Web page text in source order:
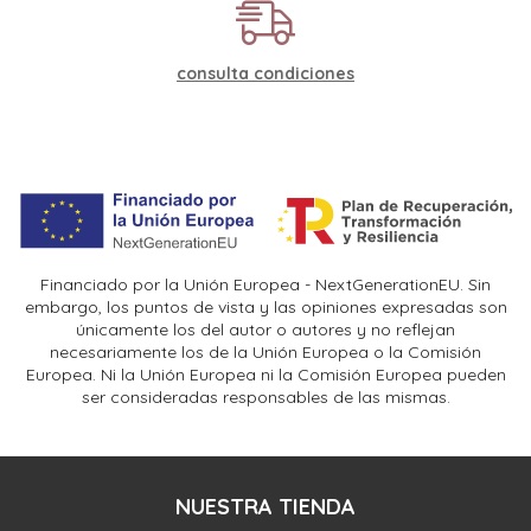
consulta condiciones
Financiado por la Unión Europea - NextGenerationEU. Sin
embargo, los puntos de vista y las opiniones expresadas son
únicamente los del autor o autores y no reflejan
necesariamente los de la Unión Europea o la Comisión
Europea. Ni la Unión Europea ni la Comisión Europea pueden
ser consideradas responsables de las mismas.
NUESTRA TIENDA